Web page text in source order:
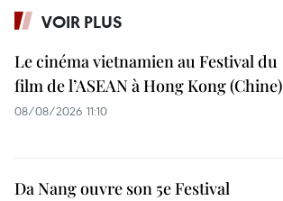
VOIR PLUS
Le cinéma vietnamien au Festival du
film de l’ASEAN à Hong Kong (Chine)
08/08/2026 11:10
Da Nang ouvre son 5e Festival